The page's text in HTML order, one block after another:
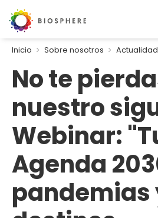
Inicio Sobre nosotros
No te
nuestro
Webinar:
Agenda
pandemias